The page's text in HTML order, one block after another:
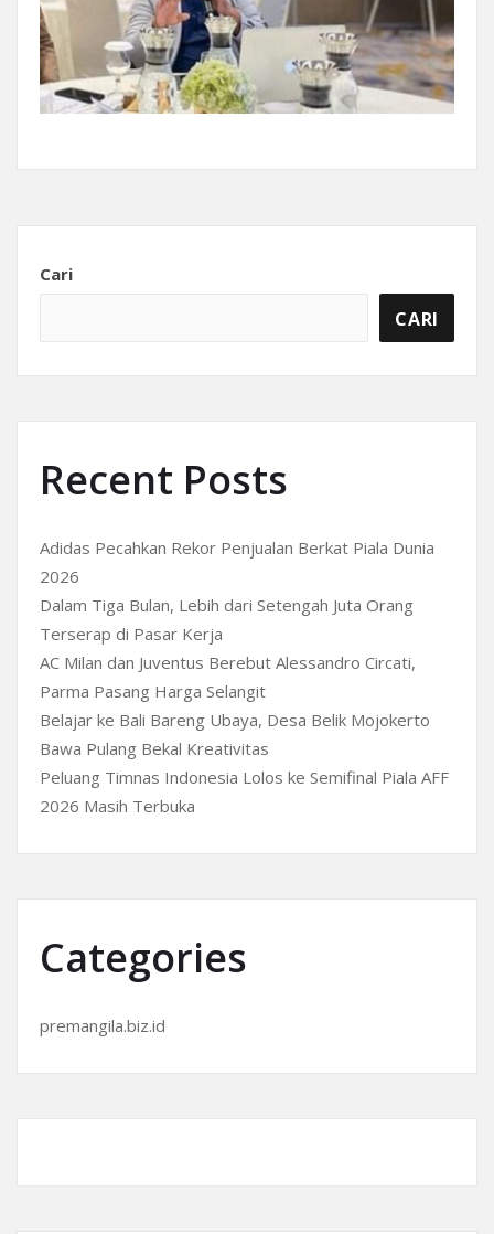
Cari
CARI
Recent Posts
Adidas Pecahkan Rekor Penjualan Berkat Piala Dunia
2026
Dalam Tiga Bulan, Lebih dari Setengah Juta Orang
Terserap di Pasar Kerja
AC Milan dan Juventus Berebut Alessandro Circati,
Parma Pasang Harga Selangit
Belajar ke Bali Bareng Ubaya, Desa Belik Mojokerto
Bawa Pulang Bekal Kreativitas
Peluang Timnas Indonesia Lolos ke Semifinal Piala AFF
2026 Masih Terbuka
Categories
premangila.biz.id